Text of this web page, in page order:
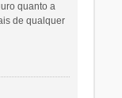
quanto a
de qualquer